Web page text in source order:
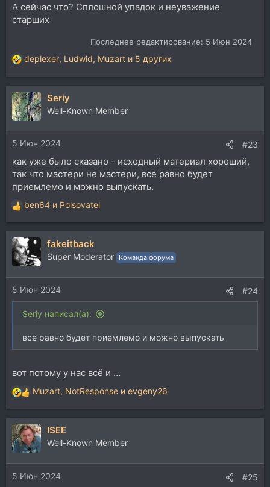
А сейчас что? Сплошной упадок и неуважение
старших
Последнее редактирование: 5 Июн 2024
Р
е
а
к
ц
и
и
:
deplexer, Ludwid, Muzart и 5 других
Seriy
Well-Known Member
5 Июн 2024 #23
как уже было сказано - исходный материал хороший,
так что мастери не мастери, все равно будет
приемлемо и можно выпускать.
Р
е
а
к
ц
и
и
:
ben64 и Polsovatel
fakeitback
Super Moderator Команда форума
5 Июн 2024 #24
Seriy написал(а):
все равно будет приемлемо и можно выпускать
вот потому у нас всё и …
Р
е
а
к
ц
и
и
:
Muzart, NotResponse и evgeny26
ISEE
Well-Known Member
5 Июн 2024 #25